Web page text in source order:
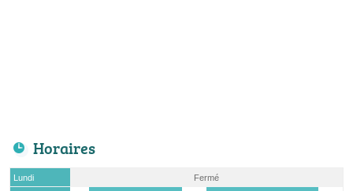
Horaires
Lundi
Fermé